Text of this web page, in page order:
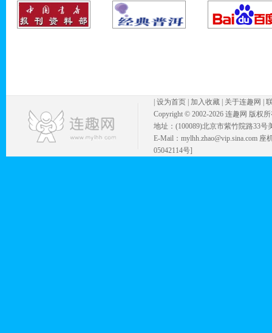
设为首页 加入收藏 关于连趣网
Copyright © 2002-2026 连趣网 版权
地址：(100089)北京市紫竹院路33号
E-Mail：mylhh.zhao@vip.sina.com
05042114号]